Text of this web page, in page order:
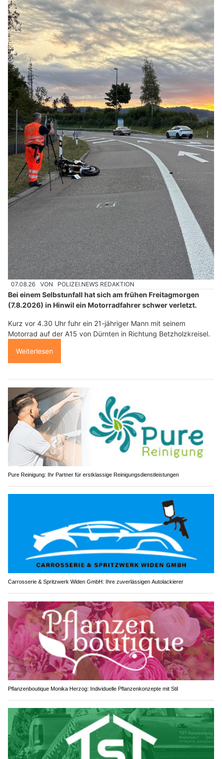
07.08.26 VON POLIZEI.NEWS REDAKTION
Bei einem Selbstunfall hat sich am frühen Freitagmorgen
(7.8.2026) in Hinwil ein Motorradfahrer schwer verletzt.
Kurz vor 4.30 Uhr fuhr ein 21-jähriger Mann mit seinem
Motorrad auf der A15 von Dürnten in Richtung Betzholzkreisel.
Weiterlesen
Pure Reinigung: Ihr Partner für erstklassige Reinigungsdienstleistungen
Carrosserie & Spritzwerk Widen GmbH: Ihre zuverlässigen Autolackierer
Pflanzenboutique Monika Herzog: Individuelle Pflanzenkonzepte mit Stil